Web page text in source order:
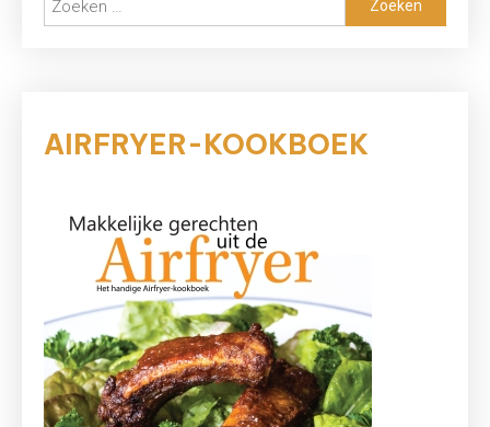
naar:
AIRFRYER-KOOKBOEK